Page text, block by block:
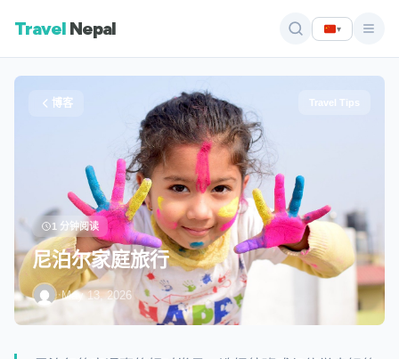
Travel Nepal ▾
博客 Travel Tips
1 分钟阅读
尼泊尔家庭旅行
·May 13, 2026